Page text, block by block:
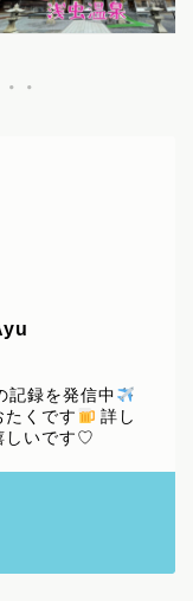
記録を発信中
くです
詳し
しいです♡